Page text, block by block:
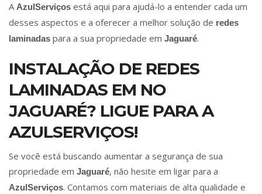
A AzulServiços está aqui para ajudá-lo a entender cada um
desses aspectos e a oferecer a melhor solução de redes
laminadas para a sua propriedade em Jaguaré.
INSTALAÇÃO DE REDES
LAMINADAS EM NO
JAGUARÉ? LIGUE PARA A
AZULSERVIÇOS!
Se você está buscando aumentar a segurança de sua
propriedade em Jaguaré, não hesite em ligar para a
AzulServiços. Contamos com materiais de alta qualidade e